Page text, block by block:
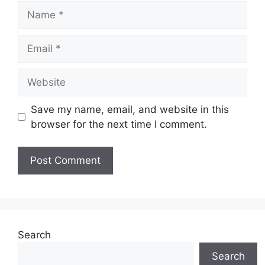
Save my name, email, and website in this
browser for the next time I comment.
Search
Search